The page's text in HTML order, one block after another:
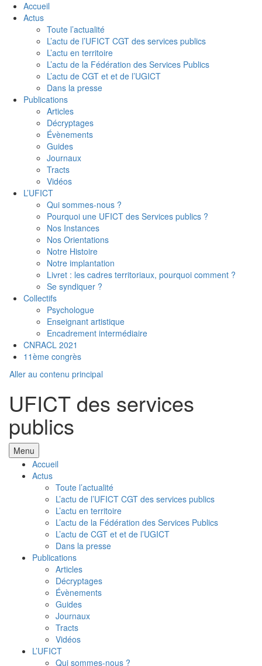
Accueil
Actus
Toute l’actualité
L’actu de l’UFICT CGT des services publics
L’actu en territoire
L’actu de la Fédération des Services Publics
L’actu de CGT et et de l’UGICT
Dans la presse
Publications
Articles
Décryptages
Évènements
Guides
Journaux
Tracts
Vidéos
L’UFICT
Qui sommes-nous ?
Pourquoi une UFICT des Services publics ?
Nos Instances
Nos Orientations
Notre Histoire
Notre implantation
Livret : les cadres territoriaux, pourquoi comment ?
Se syndiquer ?
Collectifs
Psychologue
Enseignant artistique
Encadrement intermédiaire
CNRACL 2021
11ème congrès
Aller au contenu principal
UFICT des services
publics
Menu
Accueil
Actus
Toute l’actualité
L’actu de l’UFICT CGT des services publics
L’actu en territoire
L’actu de la Fédération des Services Publics
L’actu de CGT et et de l’UGICT
Dans la presse
Publications
Articles
Décryptages
Évènements
Guides
Journaux
Tracts
Vidéos
L’UFICT
Qui sommes-nous ?